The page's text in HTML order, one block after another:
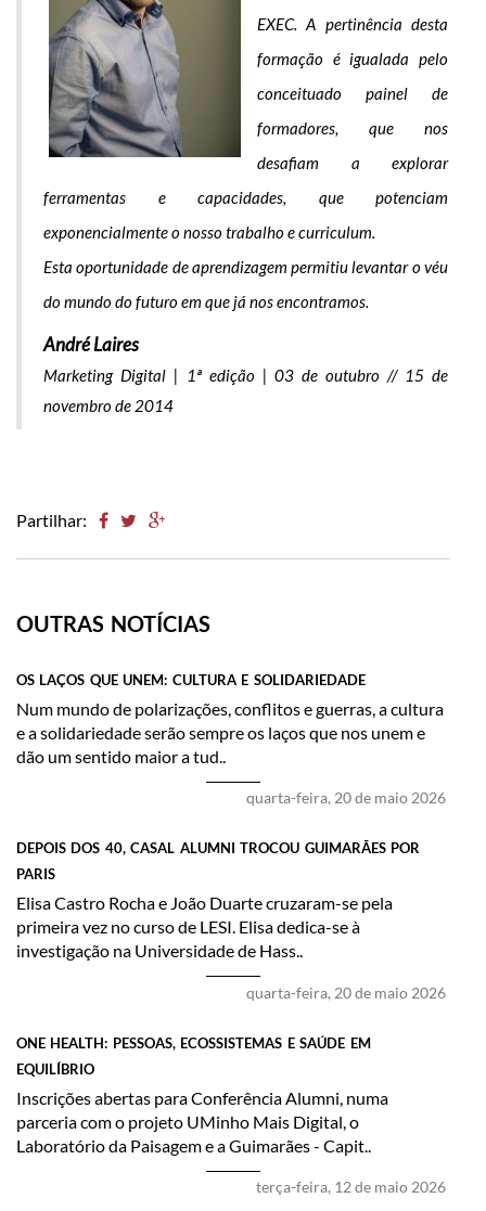
EXEC. A pertinência desta
formação é igualada pelo
conceituado painel de
formadores, que nos
desafiam a explorar
ferramentas e capacidades, que potenciam
exponencialmente o nosso trabalho e curriculum.
Esta oportunidade de aprendizagem permitiu levantar o véu
do mundo do futuro em que já nos encontramos.
André Laires
Marketing Digital | 1ª edição | 03 de outubro // 15 de
novembro de 2014
Partilhar:
OUTRAS NOTÍCIAS
OS LAÇOS QUE UNEM: CULTURA E SOLIDARIEDADE
​Num mundo de polarizações, conflitos e guerras, a cultura
e a solidariedade serão sempre os laços que nos unem e
dão um sentido maior a tud..
quarta-feira, 20 de maio 2026
DEPOIS DOS 40, CASAL ALUMNI TROCOU GUIMARÃES POR
PARIS
Elisa Castro Rocha e João Duarte cruzaram-se pela
primeira vez no curso de LESI. Elisa dedica-se à
investigação na Universidade de Hass..
quarta-feira, 20 de maio 2026
ONE HEALTH: PESSOAS, ECOSSISTEMAS E SAÚDE EM
EQUILÍBRIO
Inscrições abertas para Conferência Alumni, numa
parceria com o projeto UMinho Mais Digital, o
Laboratório da Paisagem e a Guimarães - Capit..
terça-feira, 12 de maio 2026